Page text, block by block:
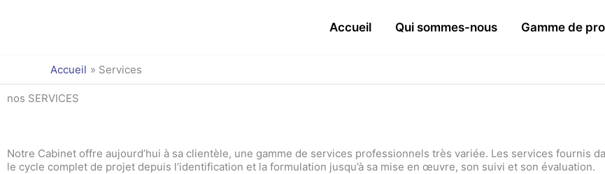
Accueil Qui sommes-nous Gamme de
Accueil Services
nos SERVICES
Notre Cabinet offre aujourd’hui à sa clientèle, une gamme de services professionnels très variée. Les services fournis
le cycle complet de projet depuis l’identification et la formulation jusqu’à sa mise en œuvre, son suivi et son évaluation.